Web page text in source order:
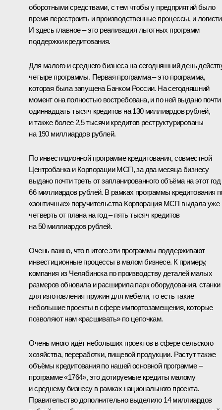
оборотными средствами, с тем чтобы у предприятий было
время перестроить и производственные процессы, и
И здесь главное – это реализация льготных программ
поддержки кредитования.
Для малого и среднего бизнеса на сегодняшний день
четыре программы. Первая программа – это программа,
которая была запущена Банком России. На сегодняшний
момент она полностью востребована, и по ней выдано почти
одиннадцать тысяч кредитов на 130 миллиардов рублей,
и также более 2,5 тысячи кредитов реструктурированы
на 190 миллиардов рублей.
По инвестиционной программе кредитования, совместной
Центробанка и Корпорации МСП, за два месяца бизнесу
выдано почти треть от запланированного объёма на этот год
66 миллиардов рублей. В рамках программы кредитования
«зонтичные» поручительства Корпорация МСП выдала уже
четверть от плана на год – пять тысяч кредитов
на 50 миллиардов рублей.
Очень важно, что в итоге эти программы поддерживают
инвестиционные процессы в малом бизнесе. К примеру,
компания из Челябинска по производству деталей малых
размеров обновила и расширила парк оборудования, станки
для изготовления пружин для мебели, то есть такие
небольшие проекты в сфере импортозамещения, которые
позволяют нам «расшивать» по цепочкам.
Очень много идёт небольших проектов в сфере сельского
хозяйства, переработки, пищевой продукции. Растут также
объёмы кредитования по нашей основной программе –
программе «1764», это дотируемые кредиты малому
и среднему бизнесу в рамках национального проекта.
Правительство дополнительно выделило 14 миллиардов